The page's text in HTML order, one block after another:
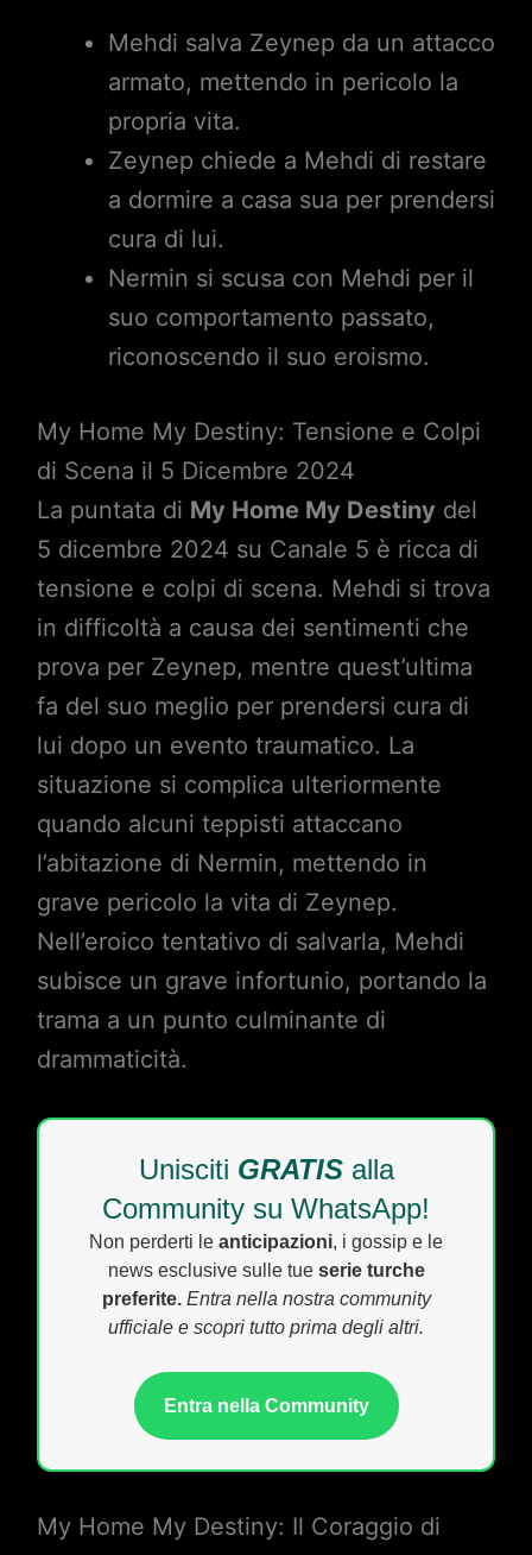
Mehdi salva Zeynep da un attacco
armato, mettendo in pericolo la
propria vita.
Zeynep chiede a Mehdi di restare
a dormire a casa sua per prendersi
cura di lui.
Nermin si scusa con Mehdi per il
suo comportamento passato,
riconoscendo il suo eroismo.
My Home My Destiny: Tensione e Colpi
di Scena il 5 Dicembre 2024
La puntata di My Home My Destinydel
5 dicembre 2024 su Canale 5 è ricca di
tensione e colpi di scena. Mehdi si trova
in difficoltà a causa dei sentimenti che
prova per Zeynep, mentre quest’ultima
fa del suo meglio per prendersi cura di
lui dopo un evento traumatico. La
situazione si complica ulteriormente
quando alcuni teppisti attaccano
l’abitazione di Nermin, mettendo in
grave pericolo la vita di Zeynep.
Nell’eroico tentativo di salvarla, Mehdi
subisce un grave infortunio, portando la
trama a un punto culminante di
drammaticità.
Unisciti GRATISalla
Community su WhatsApp!
Non perderti le anticipazioni, i gossip e le
news esclusive sulle tue serie turche
preferite. Entra nella nostra community
ufficiale e scopri tutto prima degli altri.
Entra nella Community
My Home My Destiny: Il Coraggio di